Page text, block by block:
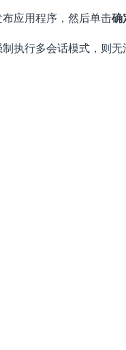
应用程序，然后单击确
执行多会话模式，则无